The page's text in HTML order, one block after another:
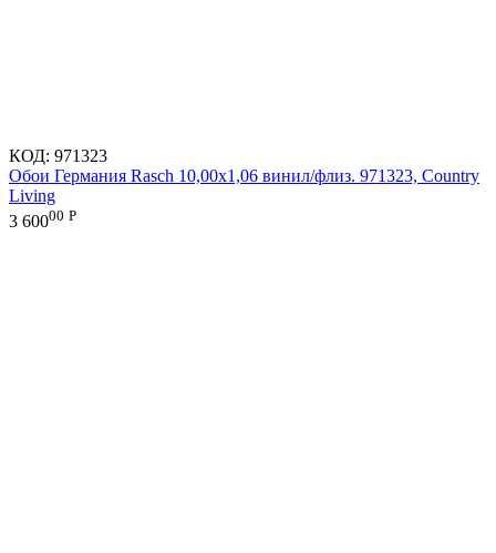
КОД: 971323
Обои Германия Rasch 10,00x1,06 винил/флиз. 971323, Country
Living
3 60000 Р